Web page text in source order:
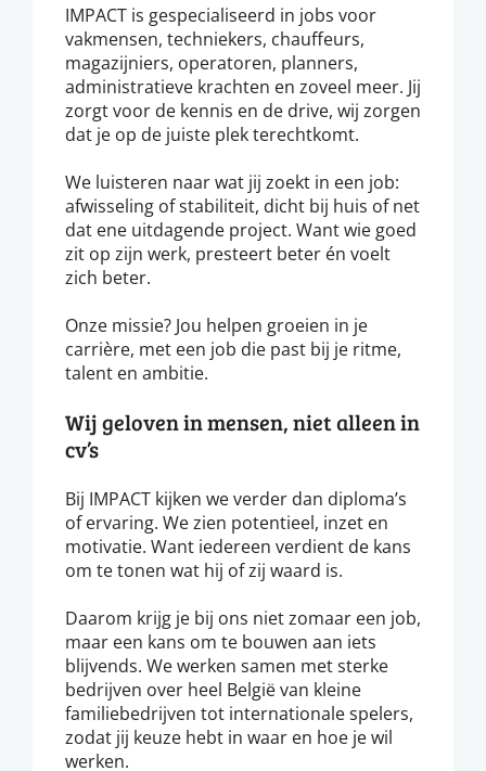
IMPACT is gespecialiseerd in jobs voor
vakmensen, techniekers, chauffeurs,
magazijniers, operatoren, planners,
administratieve krachten en zoveel meer. Jij
zorgt voor de kennis en de drive, wij zorgen
dat je op de juiste plek terechtkomt.
We luisteren naar wat jij zoekt in een job:
afwisseling of stabiliteit, dicht bij huis of net
dat ene uitdagende project. Want wie goed
zit op zijn werk, presteert beter én voelt
zich beter.
Onze missie? Jou helpen groeien in je
carrière, met een job die past bij je ritme,
talent en ambitie.
Wij geloven in mensen, niet alleen in
cv’s
Bij IMPACT kijken we verder dan diploma’s
of ervaring. We zien potentieel, inzet en
motivatie. Want iedereen verdient de kans
om te tonen wat hij of zij waard is.
Daarom krijg je bij ons niet zomaar een job,
maar een kans om te bouwen aan iets
blijvends. We werken samen met sterke
bedrijven over heel België van kleine
familiebedrijven tot internationale spelers,
zodat jij keuze hebt in waar en hoe je wil
werken.